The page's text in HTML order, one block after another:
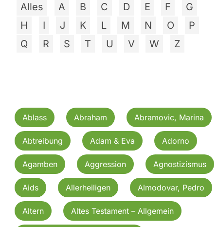
Alles A B C D E F
G
H
I J K L M N O
P
Q
R S T U V W Z
Ablass Abraham Abramovic, Marina
Abtreibung Adam & Eva Adorno
Agamben Aggression Agnostizismus
Aids Allerheiligen Almodovar, Pedro
Altern Altes Testament – Allgemein